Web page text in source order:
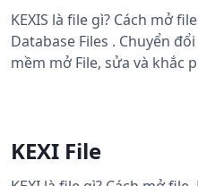
KEXIS là file gì? Cách mở
Database Files . Chuyển
mềm mở File, sửa và khắc
KEXI File